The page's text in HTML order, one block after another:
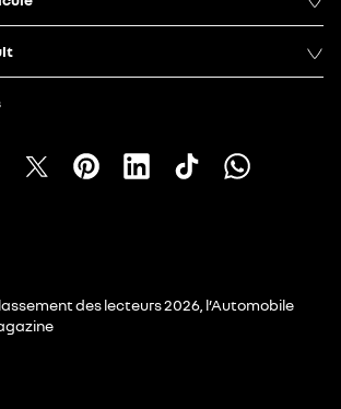
des lecteurs 2026, l’Automobile